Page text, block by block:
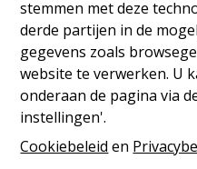
stemmen met deze
derde partijen in de
gegevens zoals
website te verwerken. U
onderaan de pagina via
instellingen'.
Cookiebeleid en
2 1
2